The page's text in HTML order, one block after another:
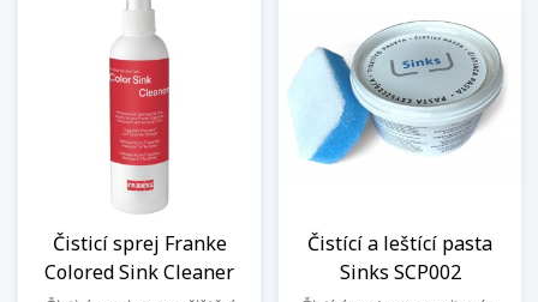
Čisticí sprej Franke
Colored Sink Cleaner
Čistící a leštící pasta
Sinks SCP002